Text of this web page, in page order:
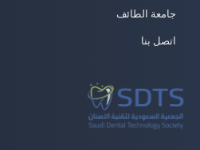
جامعة الطائف
اتصل بنا